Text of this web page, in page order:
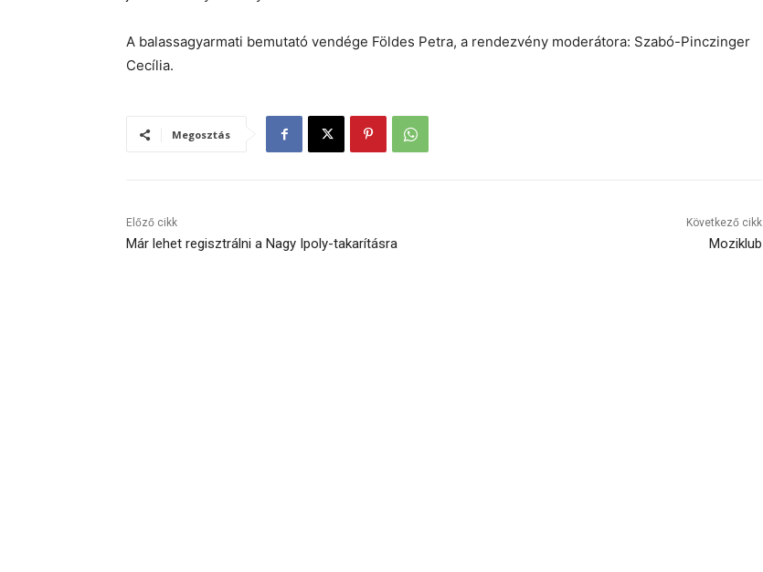
A balassagyarmati bemutató vendége Földes Petra, a rendezvény moderátora: Szabó-Pinczinger
Cecília.
Megosztás
Előző cikk
Már lehet regisztrálni a Nagy Ipoly-takarításra
Következő cikk
Moziklub